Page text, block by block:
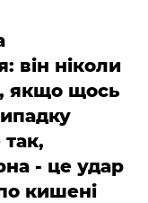
він ніколи
якщо щось
- це удар
кишені